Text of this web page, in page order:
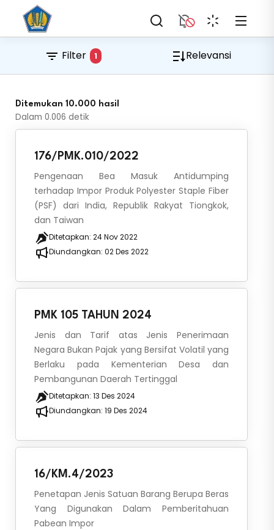
Filter 1 Relevansi
Ditemukan 10.000 hasil
Dalam 0.006 detik
176/PMK.010/2022
Pengenaan Bea Masuk Antidumping
terhadap Impor Produk Polyester Staple Fiber
(PSF) dari India, Republik Rakyat Tiongkok,
dan Taiwan
Ditetapkan: 24 Nov 2022
Diundangkan: 02 Des 2022
PMK 105 TAHUN 2024
Jenis dan Tarif atas Jenis Penerimaan
Negara Bukan Pajak yang Bersifat Volatil yang
Berlaku pada Kementerian Desa dan
Pembangunan Daerah Tertinggal
Ditetapkan: 13 Des 2024
Diundangkan: 19 Des 2024
16/KM.4/2023
Penetapan Jenis Satuan Barang Berupa Beras
Yang Digunakan Dalam Pemberitahuan
Pabean Impor